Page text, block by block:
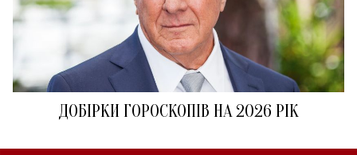
ДОБІРКИ ГОРОСКОПІВ НА 2026 РІК